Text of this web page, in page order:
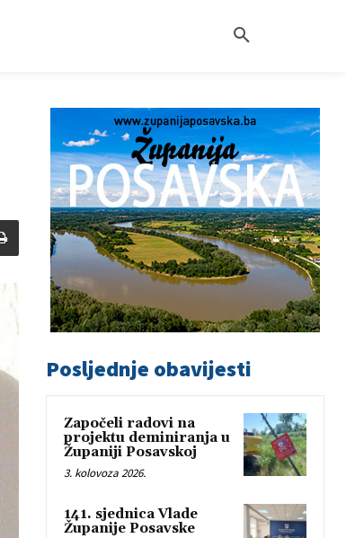
Posljednje obavijesti
Započeli radovi na
projektu deminiranja u
Županiji Posavskoj
3. kolovoza 2026.
141. sjednica Vlade
Županije Posavske